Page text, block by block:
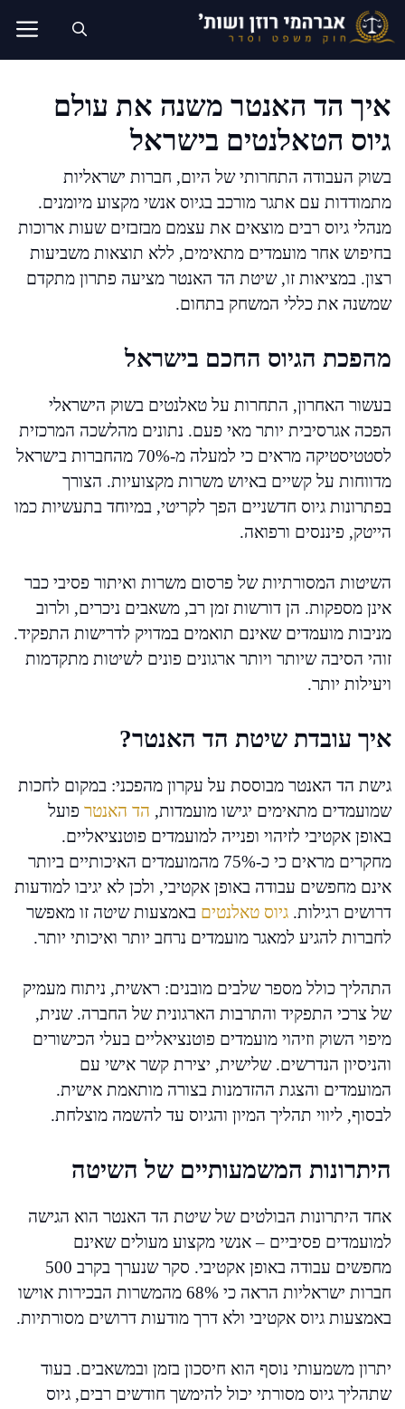
לדלג
לתוכן
איך הד האנטר משנה את עולם
גיוס הטאלנטים בישראל
בשוק העבודה התחרותי של היום, חברות ישראליות
מתמודדות עם אתגר מורכב בגיוס אנשי מקצוע מיומנים.
מנהלי גיוס רבים מוצאים את עצמם מבזבזים שעות ארוכות
בחיפוש אחר מועמדים מתאימים, ללא תוצאות משביעות
רצון. במציאות זו, שיטת הד האנטר מציעה פתרון מתקדם
שמשנה את כללי המשחק בתחום.
מהפכת הגיוס החכם בישראל
בעשור האחרון, התחרות על טאלנטים בשוק הישראלי
הפכה אגרסיבית יותר מאי פעם. נתונים מהלשכה המרכזית
לסטטיסטיקה מראים כי למעלה מ-70% מהחברות בישראל
מדווחות על קשיים באיוש משרות מקצועיות. הצורך
בפתרונות גיוס חדשניים הפך לקריטי, במיוחד בתעשיות כמו
הייטק, פיננסים ורפואה.
השיטות המסורתיות של פרסום משרות ואיתור פסיבי כבר
אינן מספקות. הן דורשות זמן רב, משאבים ניכרים, ולרוב
מניבות מועמדים שאינם תואמים במדויק לדרישות התפקיד.
זוהי הסיבה שיותר ויותר ארגונים פונים לשיטות מתקדמות
ויעילות יותר.
איך עובדת שיטת הד האנטר?
גישת הד האנטר מבוססת על עקרון מהפכני: במקום לחכות
שמועמדים מתאימים יגישו מועמדות, הד האנטר פועל
באופן אקטיבי לזיהוי ופנייה למועמדים פוטנציאליים.
מחקרים מראים כי כ-75% מהמועמדים האיכותיים ביותר
אינם מחפשים עבודה באופן אקטיבי, ולכן לא יגיבו למודעות
דרושים רגילות. גיוס טאלנטים באמצעות שיטה זו מאפשר
לחברות להגיע למאגר מועמדים נרחב יותר ואיכותי יותר.
התהליך כולל מספר שלבים מובנים: ראשית, ניתוח מעמיק
של צרכי התפקיד והתרבות הארגונית של החברה. שנית,
מיפוי השוק וזיהוי מועמדים פוטנציאליים בעלי הכישורים
והניסיון הנדרשים. שלישית, יצירת קשר אישי עם
המועמדים והצגת ההזדמנות בצורה מותאמת אישית.
לבסוף, ליווי תהליך המיון והגיוס עד להשמה מוצלחת.
היתרונות המשמעותיים של השיטה
אחד היתרונות הבולטים של שיטת הד האנטר הוא הגישה
למועמדים פסיביים – אנשי מקצוע מעולים שאינם
מחפשים עבודה באופן אקטיבי. סקר שנערך בקרב 500
חברות ישראליות הראה כי 68% מהמשרות הבכירות אוישו
באמצעות גיוס אקטיבי ולא דרך מודעות דרושים מסורתיות.
יתרון משמעותי נוסף הוא חיסכון בזמן ובמשאבים. בעוד
שתהליך גיוס מסורתי יכול להימשך חודשים רבים, גיוס